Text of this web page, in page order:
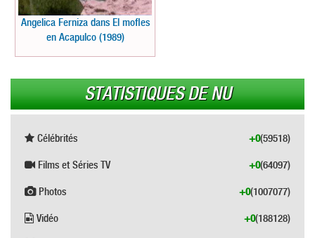
Angelica Ferniza dans El mofles
en Acapulco (1989)
STATISTIQUES DE NU
Célébrités (59518)
+0
Films et Séries TV (64097)
+0
Photos (1007077)
+0
Vidéo (188128)
+0